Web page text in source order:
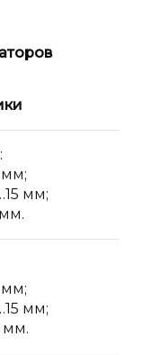
мм;
мм;
мм;
мм;
мм.